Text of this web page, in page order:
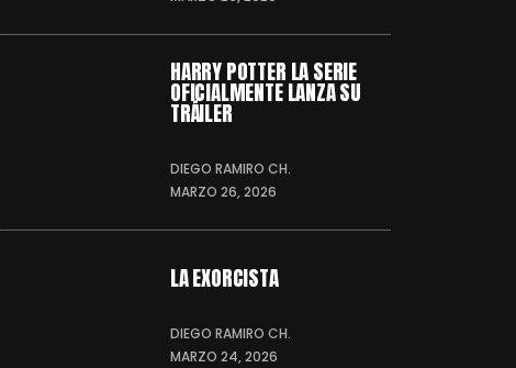
HARRY POTTER LA SERIE
OFICIALMENTE LANZA SU
TRÁILER
DIEGO RAMIRO CH.
MARZO 26, 2026
LA EXORCISTA
DIEGO RAMIRO CH.
MARZO 24, 2026